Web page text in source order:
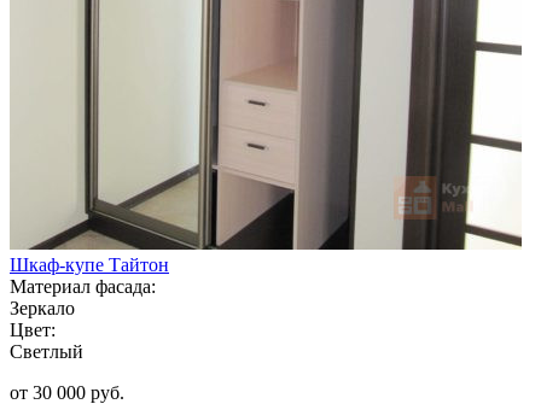
Шкаф-купе Тайтон
Материал фасада:
Зеркало
Цвет:
Светлый
от 30 000 руб.